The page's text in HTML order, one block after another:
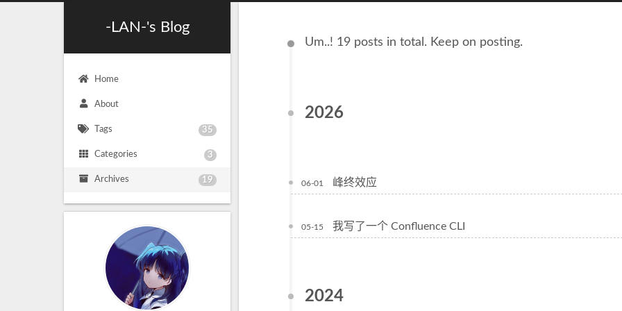
-LAN-'s Blog
Home
About
Tags 35
Categories 3
Archives 19
Um..! 19 posts in total. Keep on posting.
2026
06-01 峰终效应
05-15 我写了一个 Confluence CLI
2024